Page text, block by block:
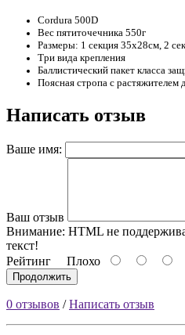
Cordura 500D
Вес пятиточечника 550г
Размеры: 1 секция 35х28см, 2
Три вида крепления
Баллистический пакет класса
Поясная стропа с растяжителем
Написать отзыв
Ваше имя:
Ваш отзыв
Внимание: HTML не
текст!
Рейтинг Плохо
Продолжить
0 отзывов /Написать отзыв